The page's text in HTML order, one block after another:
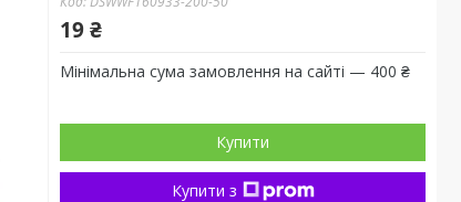
19 ₴
Мінімальна сума замовлення на сайті — 400 ₴
Купити
Купити з